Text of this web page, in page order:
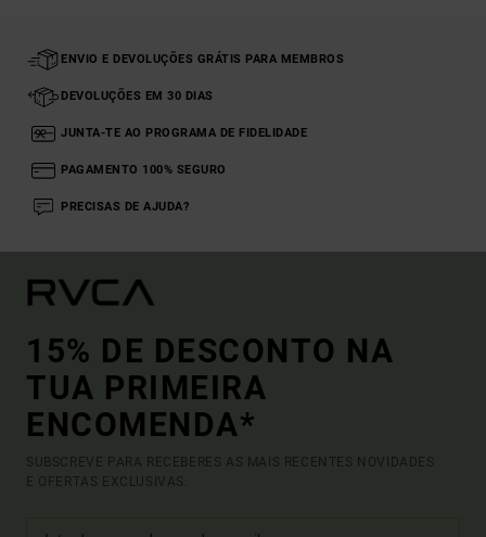
ENVIO E DEVOLUÇÕES GRÁTIS PARA MEMBROS
DEVOLUÇÕES EM 30 DIAS
JUNTA-TE AO PROGRAMA DE FIDELIDADE
PAGAMENTO 100% SEGURO
PRECISAS DE AJUDA?
15% DE DESCONTO NA
TUA PRIMEIRA
ENCOMENDA*
SUBSCREVE PARA RECEBERES AS MAIS RECENTES NOVIDADES
E OFERTAS EXCLUSIVAS.